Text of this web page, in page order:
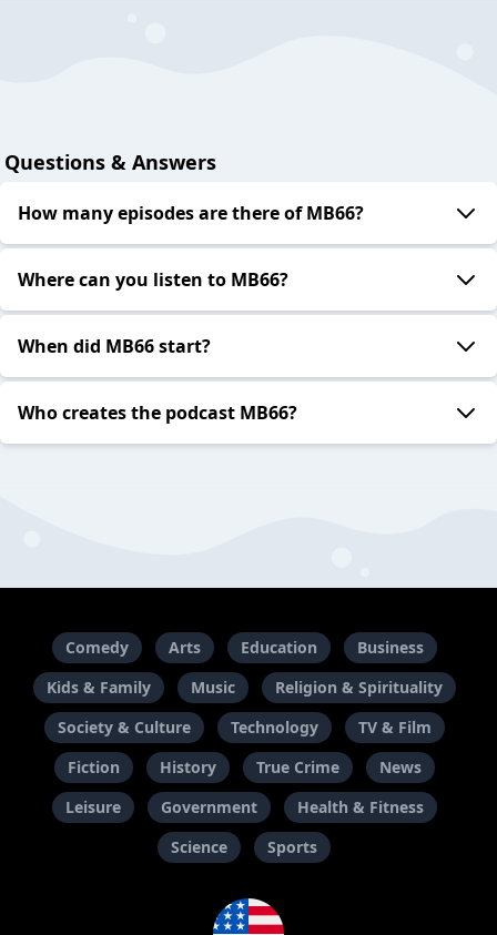
Questions & Answers
How many episodes are there of MB66?
Where can you listen to MB66?
When did MB66 start?
Who creates the podcast MB66?
Comedy Arts Education
Business
Kids & Family
Music
Religion & Spirituality
Society & Culture
Technology
TV & Film
Fiction
History True Crime
News
Leisure
Government
Health & Fitness
Science
Sports